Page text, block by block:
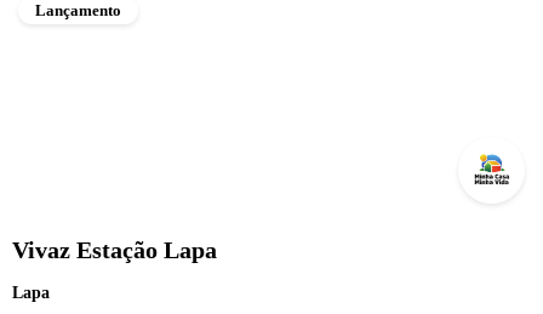
Lançamento
Vivaz Estação Lapa
Lapa